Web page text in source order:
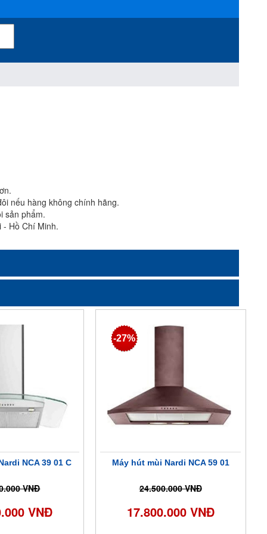
nếu hàng không chính hãng.
sản phẩm.
Hồ Chí Minh.
NCA 39 01 C
VNĐ
VNĐ
-27%
Máy hút mùi Nardi NCA 59 01
24.500.000 VNĐ
17.800.000 VNĐ